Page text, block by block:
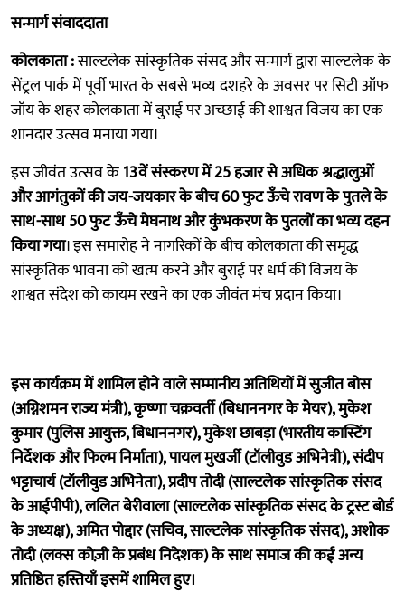
सन्मार्ग संवाददाता
कोलकाता :साल्टलेक सांस्कृतिक संसद और सन्मार्ग द्वारा साल्टलेक के
सेंट्रल पार्क में पूर्वी भारत के सबसे भव्य दशहरे के अवसर पर सिटी ऑफ
जॉय के शहर कोलकाता में बुराई पर अच्छाई की शाश्वत विजय का एक
शानदार उत्सव मनाया गया।
इस जीवंत उत्सव के13वें संस्करण में 25 हजार से अधिक श्रद्धालुओं
और आगंतुकों की जय-जयकार के बीच 60 फुट ऊँचे रावण के पुतले के
साथ-साथ 50 फुट ऊँचे मेघनाथ और कुंभकरण के पुतलों का भव्य दहन
किया गया। इस समारोह ने नागरिकों के बीच कोलकाता की समृद्ध
सांस्कृतिक भावना को खत्म करने और बुराई पर धर्म की विजय के
शाश्वत संदेश को कायम रखने का एक जीवंत मंच प्रदान किया।
इस कार्यक्रम में शामिल होने वाले सम्मानीय अतिथियों मेंसुजीत बोस
(अग्निशमन राज्य मंत्री), कृष्णा चक्रवर्ती (बिधाननगर के मेयर), मुकेश
कुमार (पुलिस आयुक्त, बिधाननगर), मुकेश छाबड़ा (भारतीय कास्टिंग
निर्देशक और फिल्म निर्माता), पायल मुखर्जी (टॉलीवुड अभिनेत्री), संदीप
भट्टाचार्य (टॉलीवुड अभिनेता), प्रदीप तोदी (साल्टलेक सांस्कृतिक संसद
के आईपीपी), ललित बेरीवाला (साल्टलेक सांस्कृतिक संसद के ट्रस्ट बोर्ड
के अध्यक्ष), अमित पोद्दार (सचिव, साल्टलेक सांस्कृतिक संसद), अशोक
तोदी (लक्स कोज़ी के प्रबंध निदेशक) के साथ समाज की कई अन्य
प्रतिष्ठित हस्तियाँ इसमें शामिल हुए।